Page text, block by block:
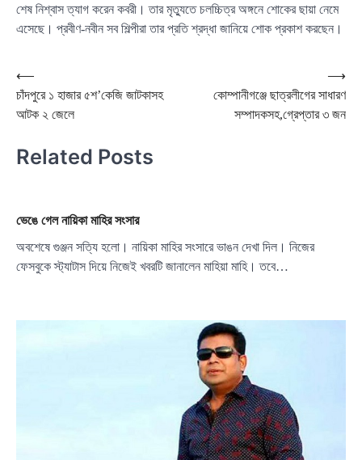
শেষ নিশ্বাস ত্যাগ করেন কবরী। তার মৃত্যুতে চলচ্চিত্র অঙ্গনে শোকের ছায়া নেমে
এসেছে। প্রবীণ-নবীন সব শিল্পীরা তার প্রতি শ্রদ্ধা জানিয়ে শোক প্রকাশ করছেন।
Post
navigation
⟵
চাঁদপুরে ১ হাজার ৫শ’কেজি জাটকাসহ
আটক ২ জেলে
কোম্পানীগঞ্জে ছাত্রলীগের সাধারণ
সম্পাদকসহ,গ্রেপ্তার ৩ জন
⟶
Related Posts
ভেঙে গেল নায়িকা মাহির সংসার
অবশেষে গুঞ্জন সত্যি হলো। নায়িকা মাহির সংসারে ভাঙন দেখা দিল। নিজের
ফেসবুকে স্ট্যাটাস দিয়ে নিজেই খবরটি জানালেন মাহিয়া মাহি। তবে…